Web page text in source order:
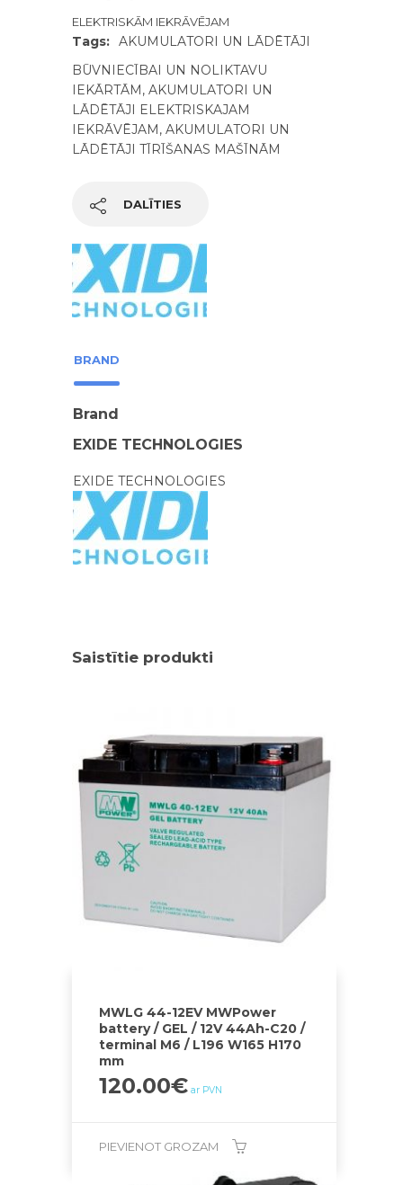
ELEKTRISKĀM IEKRĀVĒJAM
Tags: AKUMULATORI UN LĀDĒTĀJI
BŪVNIECĪBAI UN NOLIKTAVU
IEKĀRTĀM , AKUMULATORI UN
LĀDĒTĀJI ELEKTRISKAJAM
IEKRĀVĒJAM , AKUMULATORI UN
LĀDĒTĀJI TĪRĪŠANAS MAŠĪNĀM
DALĪTIES
BRAND
Brand
EXIDE TECHNOLOGIES
EXIDE TECHNOLOGIES
Saistītie produkti
MWLG 44-12EV MWPower
battery / GEL / 12V 44Ah-C20 /
terminal M6 / L196 W165 H170
mm
120.00€ ar PVN
PIEVIENOT GROZAM